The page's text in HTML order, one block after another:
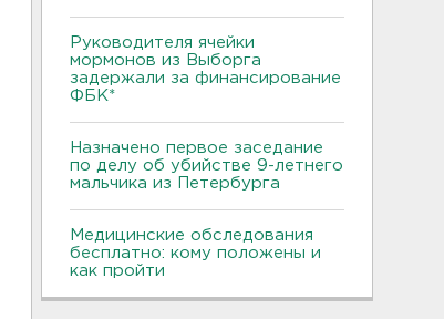
Руководителя ячейки
мормонов из Выборга
задержали за финансирование
ФБК*
Назначено первое заседание
по делу об убийстве 9-летнего
мальчика из Петербурга
Медицинские обследования
бесплатно: кому положены и
как пройти